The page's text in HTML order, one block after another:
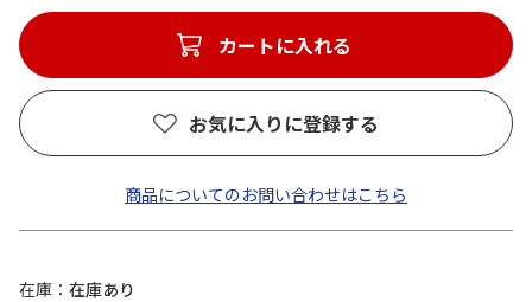
カートに入れる
お気に入りに登録する
商品についてのお問い合わせはこちら
在庫
在庫あり